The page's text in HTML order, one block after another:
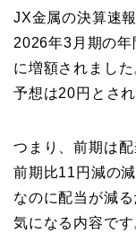
JX金属の決算速
2026年3月期の
に増額されまし
予想は20円とされ
つまり、前期は
前期比11円減の
なのに配当が減
気になる内容です